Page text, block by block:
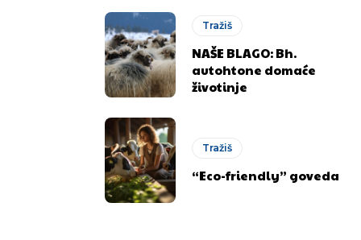
Tražiš
NAŠE BLAGO: Bh.
autohtone domaće
životinje
Tražiš
“Eco-friendly” goveda